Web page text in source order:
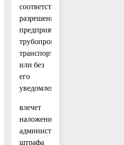
соответствующего
разрешения
предприятия
трубопроводного
транспорта
или без
его
уведомления»
влечет
наложение
административного
штрафа